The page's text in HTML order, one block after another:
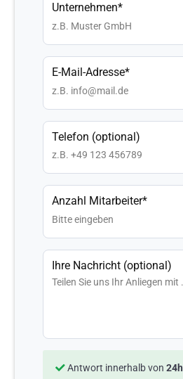
Unternehmen*
E-Mail-Adresse*
Telefon (optional)
Anzahl Mitarbeiter*
Ihre Nachricht (optional)
Antwort innerhalb von 24h